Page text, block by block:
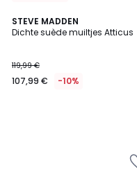
STEVE MADDEN
Dichte suède muiltjes Atticus
119,99 €
107,99 € -10%